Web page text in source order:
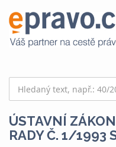
ÚSTAVNÍ
RADY Č. 1/1993